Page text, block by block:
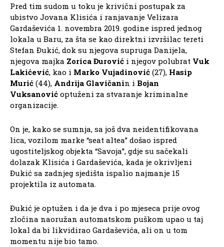
Pred tim sudom u toku je krivični postupak za
ubistvo Jovana Klisića i ranjavanje Velizara
Gardaševića 1. novembra 2019. godine ispred jednog
lokala u Baru, za šta se kao direktni izvršilac tereti
Stefan Đukić, dok su njegova supruga Danijela,
njegova majka Zorica Đurović i njegov polubrat Vuk
Lakićević, kao i Marko Vujadinović (27), Hasip
Murić (44), Andrija Glavičanin i Bojan
Vuksanović optuženi za stvaranje kriminalne
organizacije.
On je, kako se sumnja, sa još dva neidentifikovana
lica, vozilom marke “seat altea” došao ispred
ugostiteljskog objekta “Savoja”, gdje su sačekali
dolazak Klisića i Gardaševića, kada je okrivljeni
Đukić sa zadnjeg sjedišta ispalio najmanje 15
projektila iz automata.
Đukić je optužen i da je dva i po mjeseca prije ovog
zločina naoružan automatskom puškom upao u taj
lokal da bi likvidirao Gardaševića, ali on u tom
momentu nije bio tamo.